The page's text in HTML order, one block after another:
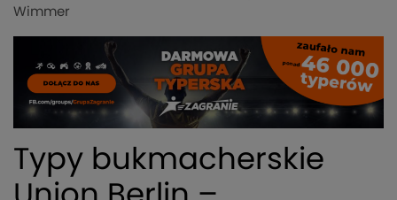
Wimmer
Typy bukmacherskie